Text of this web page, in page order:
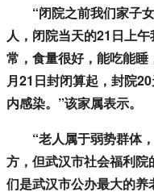
“闭院之前我们家子女
人，闭院当天的21日上
常，食量很好，能吃能睡
月21日封闭算起，封院
内感染。”该家属表示。
“老人属于弱势群体，
方，但武汉市社会福利
们是武汉市公办最大的